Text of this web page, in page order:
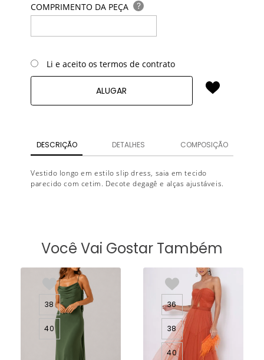
COMPRIMENTO DA PEÇA ?
Li e aceito os termos de contrato
ALUGAR
DESCRIÇÃO DETALHES COMPOSIÇÃO
Vestido longo em estilo slip dress, saia em tecido
parecido com cetim. Decote degagê e alças ajustáveis.
Você Vai Gostar Também
38
40
36
38
40